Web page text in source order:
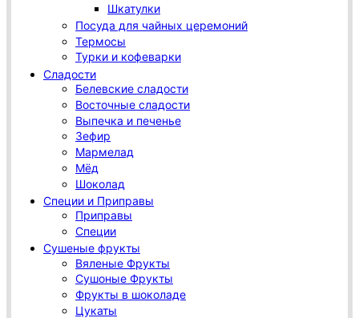
Шкатулки
Посуда для чайных церемоний
Термосы
Турки и кофеварки
Сладости
Белевские сладости
Восточные сладости
Выпечка и печенье
Зефир
Мармелад
Мёд
Шоколад
Специи и Приправы
Приправы
Специи
Сушеные фрукты
Вяленые Фрукты
Сушоные Фрукты
Фрукты в шоколаде
Цукаты